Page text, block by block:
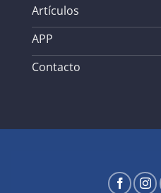
Artículos
APP
Contacto